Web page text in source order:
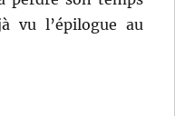
vu l’épilogue au